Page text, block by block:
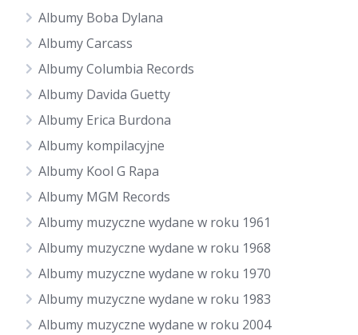
Albumy Boba Dylana
Albumy Carcass
Albumy Columbia Records
Albumy Davida Guetty
Albumy Erica Burdona
Albumy kompilacyjne
Albumy Kool G Rapa
Albumy MGM Records
Albumy muzyczne wydane w roku 1961
Albumy muzyczne wydane w roku 1968
Albumy muzyczne wydane w roku 1970
Albumy muzyczne wydane w roku 1983
Albumy muzyczne wydane w roku 2004